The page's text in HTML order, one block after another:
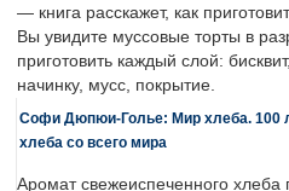
— книга расскажет, как
Вы увидите муссовые торты в
приготовить каждый слой:
начинку, мусс, покрытие.
Софи Дюпюи-Голье: Мир хлеба. 100
хлеба со всего мира
Аромат свежеиспеченного хлеба